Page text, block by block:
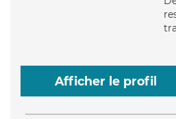
Afficher le profil